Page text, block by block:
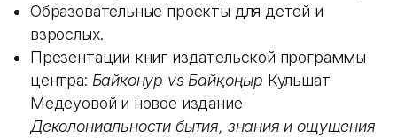
Образовательные проекты для детей и
взрослых.
Презентации книг издательской программы
центра: Байконур vs Байқоңыр Кульшат
Медеуовой и новое издание
Деколониальности бытия, знания и ощущения